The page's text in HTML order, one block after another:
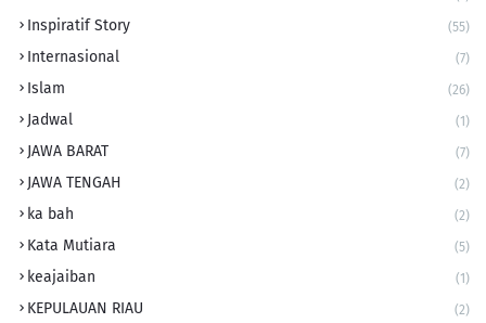
Inspiratif Story (55)
Internasional (7)
Islam (26)
Jadwal (1)
JAWA BARAT (7)
JAWA TENGAH (2)
ka bah (2)
Kata Mutiara (5)
keajaiban (1)
KEPULAUAN RIAU (2)